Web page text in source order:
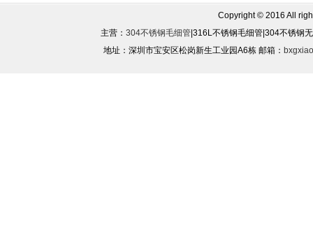
Copyright © 2016 All
主营： 304不锈钢毛细管|316L不锈钢毛细管|304不锈钢
地址：深圳市宝安区松岗新生工业园A6栋 邮箱：